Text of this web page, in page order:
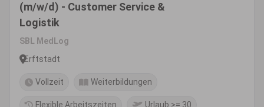
(m/w/d) - Customer Service &
Logistik
SBL MedLog
Erftstadt
Vollzeit Weiterbildungen
Flexible Arbeitszeiten Urlaub >= 30